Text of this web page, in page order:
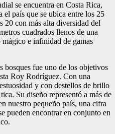
se encuentra en Costa Rica,
el país que se ubica entre los 25
20 con más alta diversidad del
cuadrados llenos de una
e infinidad de gamas
bosques fue uno de los objetivos
Roy Rodríguez. Con una
y con destellos de brillo
Su diseño representó a más de
nuestro pequeño país, una cifra
pueden encontrar en conjunto en